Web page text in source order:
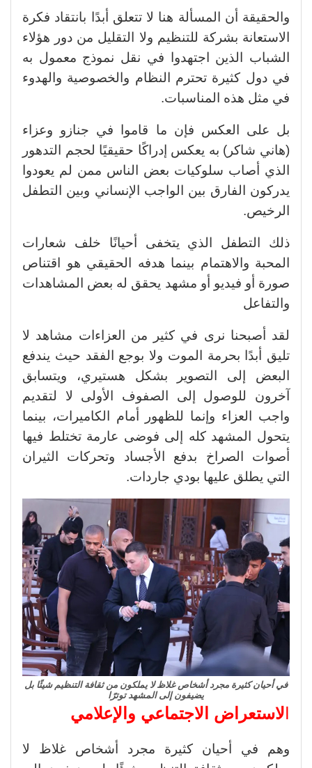
والحقيقة أن المسألة هنا لا تتعلق أبدًا بانتقاد فكرة
الاستعانة بشركة للتنظيم ولا التقليل من دور هؤلاء
الشباب الذين اجتهدوا في نقل نموذج معمول به
في دول كثيرة تحترم النظام والخصوصية والهدوء
في مثل هذه المناسبات.
بل على العكس فإن ما قاموا في جنازو وعزاء
(هاني شاكر) به يعكس إدراكًا حقيقيًا لحجم التدهور
الذي أصاب سلوكيات بعض الناس ممن لم يعودوا
يدركون الفارق بين الواجب الإنساني وبين التطفل
الرخيص.
ذلك التطفل الذي يتخفى أحيانًا خلف شعارات
المحبة والاهتمام بينما هدفه الحقيقي هو اقتناص
صورة أو فيديو أو مشهد يحقق له بعض المشاهدات
والتفاعل
لقد أصبحنا نرى في كثير من العزاءات مشاهد لا
تليق أبدًا بحرمة الموت ولا بوجع الفقد حيث يندفع
البعض إلى التصوير بشكل هستيري، ويتسابق
آخرون للوصول إلى الصفوف الأولى لا لتقديم
واجب العزاء وإنما للظهور أمام الكاميرات، بينما
يتحول المشهد كله إلى فوضى عارمة تختلط فيها
أصوات الصراخ بدفع الأجساد وتحركات الثيران
التي يطلق عليها بودي جاردات.
في أحيان كثيرة مجرد أشخاص غلاظ لا يملكون من ثقافة التنظيم شيئًا بل
يضيفون إلى المشهد توترًا
لاستعراض الاجتماعي والإعلامي
وهم في أحيان كثيرة مجرد أشخاص غلاظ لا